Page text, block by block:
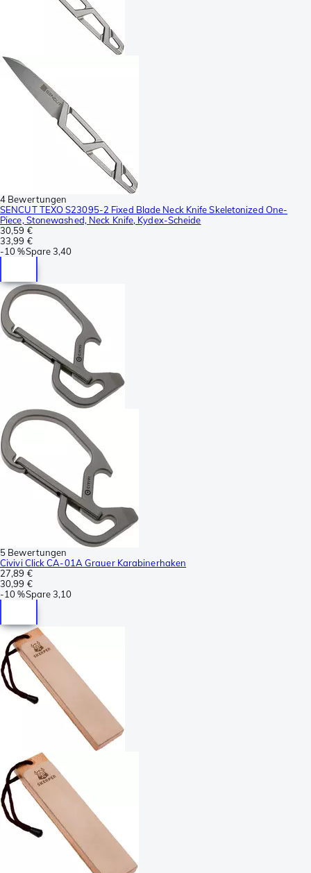
4 Bewertungen
SENCUT TEXO S23095-2 Fixed Blade Neck Knife Skeletonized One-
Piece, Stonewashed, Neck Knife, Kydex-Scheide
30,59 €
33,99 €
-10 %Spare3,40
5 Bewertungen
Civivi Click CA-01A Grauer Karabinerhaken
27,89 €
30,99 €
-10 %Spare3,10